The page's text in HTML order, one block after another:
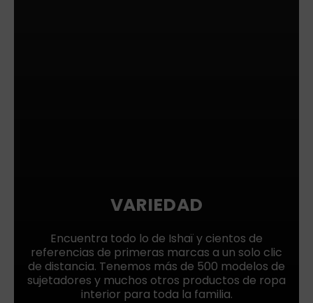
VARIEDAD
Encuentra todo lo de Ishaï y cientos de
referencias de primeras marcas a un solo clic
de distancia. Tenemos más de 500 modelos de
sujetadores y muchos otros productos de ropa
interior para toda la familia.